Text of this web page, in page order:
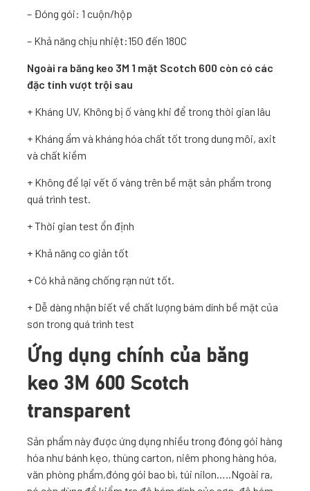
– Đóng gói: 1 cuộn/hộp
– Khả năng chịu nhiệt:150 đến 180C
Ngoài ra băng keo 3M 1 mặt Scotch 600 còn có các
đặc tính vượt trội sau
+ Kháng UV, Không bị ố vàng khi để trong thời gian lâu
+ Kháng ẩm và kháng hóa chất tốt trong dung môi, axit
và chất kiềm
+ Không để lại vết ố vàng trên bề mặt sản phẩm trong
quá trình test.
+ Thời gian test ổn định
+ Khả năng co giản tốt
+ Có khả năng chống rạn nứt tốt.
+ Dễ dàng nhận biết về chất lượng bám dính bề mặt của
sơn trong quá trình test
Ứng dụng chính của băng
keo 3M 600 Scotch
transparent
Sản phẩm này được ứng dụng nhiều trong đóng gói hàng
hóa như bánh kẹo, thùng carton, niêm phong hàng hóa,
văn phòng phẩm,đóng gói bao bì, túi nilon…..Ngoài ra,